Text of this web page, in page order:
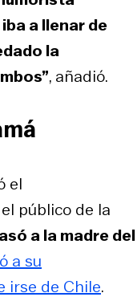
a llenar de
la
, añadió.
el
público de la
a la madre del
a su
irse de Chile.